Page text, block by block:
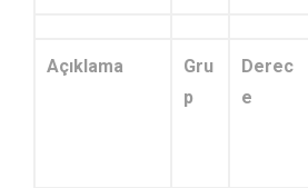
Açıklama
Gru
p
Derec
e